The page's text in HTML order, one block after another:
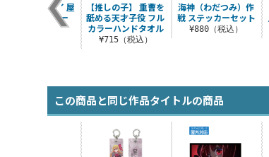
【推しの子】 アイ 屋
外対応ステッカー
¥770（税込）
【推しの子】 重曹を
舐める天才子役 フル
カラーハンドタオル
¥715（税込）
海神（わだつみ）作
戦 ステッカーセット
¥880（税込）
この商品と同じ作品タイトルの商品